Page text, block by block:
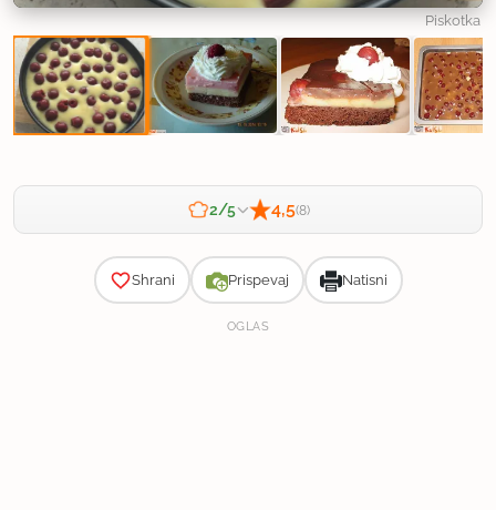
Piskotka
2/5 4,5(8)
Shrani Prispevaj Natisni
OGLAS